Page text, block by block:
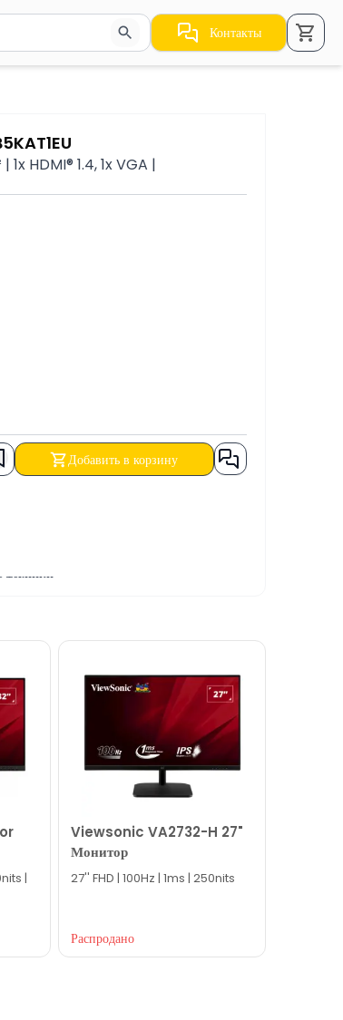
по результатам.
Контакты
HDMI® 1.4, 1x VGA |
Добавить в корзину
БАНКОВСКИЙ ПЕРЕВОД, а также в
|
Viewsonic VA2732-H 27"
Монитор
27'' FHD | 100Hz | 1ms | 250nits
Распродано